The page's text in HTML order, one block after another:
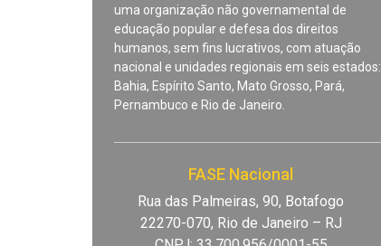
uma organização não governamental de
educação popular e defesa dos direitos
humanos, sem fins lucrativos, com atuação
nacional e unidades regionais em seis estados:
Bahia, Espírito Santo, Mato Grosso, Pará,
Pernambuco e Rio de Janeiro.
FASE Nacional
Rua das Palmeiras, 90, Botafogo
22270-070, Rio de Janeiro – RJ